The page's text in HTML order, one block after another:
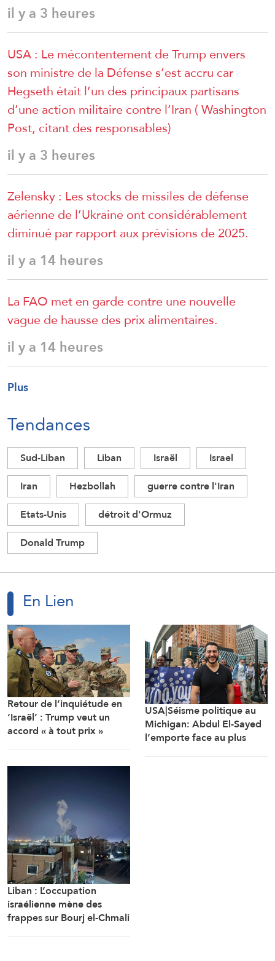
il y a 3 heures
USA : Le mécontentement de Trump envers
son ministre de la Défense s’est accru car
Hegseth était l’un des principaux partisans
d’une action militaire contre l’Iran ( Washington
Post, citant des responsables)
il y a 3 heures
Zelensky : Les stocks de missiles de défense
aérienne de l’Ukraine ont considérablement
diminué par rapport aux prévisions de 2025.
il y a 14 heures
La FAO met en garde contre une nouvelle
vague de hausse des prix alimentaires.
il y a 14 heures
Plus
Tendances
Sud-Liban Liban Israël
Israel
Iran
Hezbollah
guerre contre l'Iran
Etats-Unis
détroit d'Ormuz
Donald Trump
En Lien
Retour de l’inquiétude en
‘Israël’ : Trump veut un
accord « à tout prix »
USA|Séisme politique au
Michigan: Abdul El-Sayed
l’emporte face au plus
Liban : L’occupation
israélienne mène des
frappes sur Bourj el-Chmali